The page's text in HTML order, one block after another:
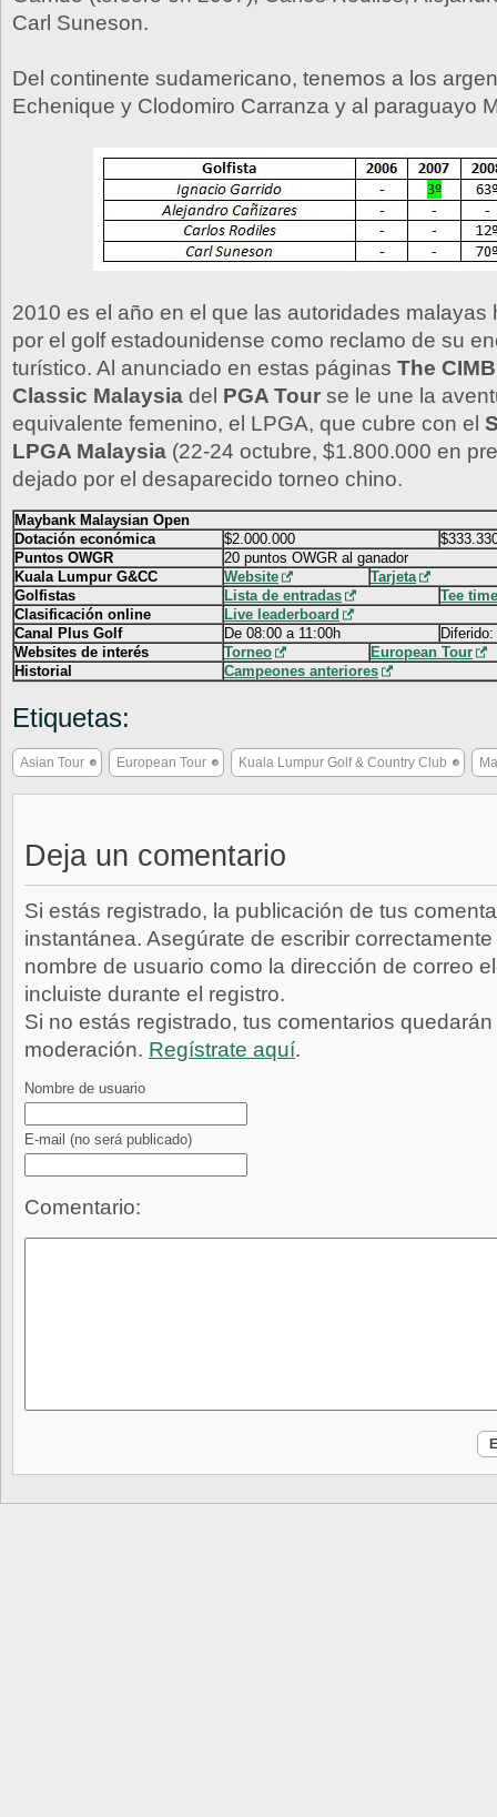
Carl Suneson.
Del continente sudamericano, tenemos a los
Echenique y Clodomiro Carranza y al paraguayo
2010 es el año en el que las autoridades malayas
por el golf estadounidense como reclamo de su
turístico. Al anunciado en estas páginas The
Classic Malaysia del PGA Tour se le une la
equivalente femenino, el LPGA, que cubre con el
LPGA Malaysia (22-24 octubre, $1.800.000 en
dejado por el desaparecido torneo chino.
Maybank Malaysian Open
Dotación económica
$2.000.000
Puntos OWGR
20 puntos OWGR al ganador
Kuala Lumpur G&CC
Website
Tarjeta
Golfistas
Lista de entradas
Tee
Clasificación online
Live leaderboard
Canal Plus Golf
De 08:00 a 11:00h
Websites de interés
Torneo
European Tour
Historial
Campeones anteriores
Etiquetas:
Asian Tour European Tour Kuala Lumpur Golf & Country Club
Deja un comentario
Si estás registrado, la publicación de tus
instantánea. Asegúrate de escribir
nombre de usuario como la dirección de correo
incluiste durante el registro.
Si no estás registrado, tus comentarios
moderación. Regístrate aquí.
Nombre de usuario
E-mail (no será publicado)
Comentario: